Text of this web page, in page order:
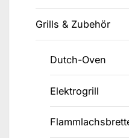
Grills & Zubehör
Dutch-Oven
Elektrogrill